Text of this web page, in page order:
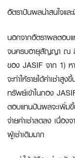
อัตราปันผลน่าสนใจแล
นอกจากอัตราผลตอบ
จนครบอายุสัญญา ณ
ของ JASIF จาก 1) ห
จะทำให้รายได้ค่าเช่า
ทรัพย์เข้าในกอง
ตอบแทนปันผลจะเพิ่มขึ้
จ่ายค่าเช่าลดลง เนื่อง
ผู้เช่าเดิมมาก